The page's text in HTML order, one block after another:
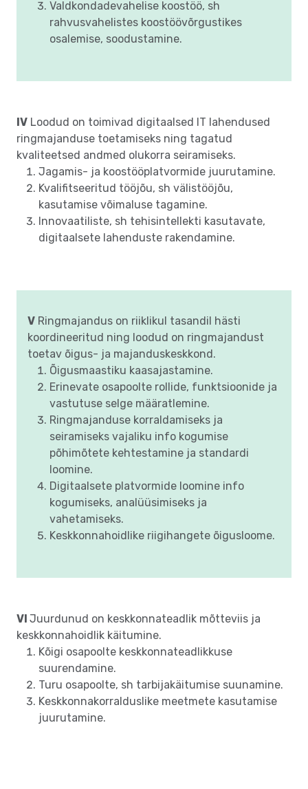
Valdkondadevahelise koostöö, sh
rahvusvahelistes koostöövõrgustikes
osalemise, soodustamine.
IV Loodud on toimivad digitaalsed IT lahendused
ringmajanduse toetamiseks ning tagatud
kvaliteetsed andmed olukorra seiramiseks.
Jagamis- ja koostööplatvormide juurutamine.
Kvalifitseeritud tööjõu, sh välistööjõu,
kasutamise võimaluse tagamine.
Innovaatiliste, sh tehisintellekti kasutavate,
digitaalsete lahenduste rakendamine.
V Ringmajandus on riiklikul tasandil hästi
koordineeritud ning loodud on ringmajandust
toetav õigus- ja majanduskeskkond.
Õigusmaastiku kaasajastamine.
Erinevate osapoolte rollide, funktsioonide ja
vastutuse selge määratlemine.
Ringmajanduse korraldamiseks ja
seiramiseks vajaliku info kogumise
põhimõtete kehtestamine ja standardi
loomine.
Digitaalsete platvormide loomine info
kogumiseks, analüüsimiseks ja
vahetamiseks.
Keskkonnahoidlike riigihangete õigusloome.
VI Juurdunud on keskkonnateadlik mõtteviis ja
keskkonnahoidlik käitumine.
Kõigi osapoolte keskkonnateadlikkuse
suurendamine.
Turu osapoolte, sh tarbijakäitumise suunamine.
Keskkonnakorralduslike meetmete kasutamise
juurutamine.